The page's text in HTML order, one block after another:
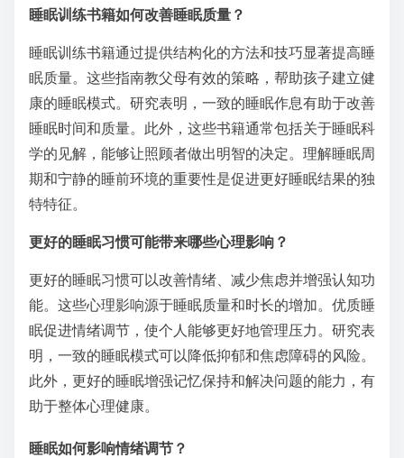
睡眠训练书籍如何改善睡眠质量？
睡眠训练书籍通过提供结构化的方法和技巧显著提高睡
眠质量。这些指南教父母有效的策略，帮助孩子建立健
康的睡眠模式。研究表明，一致的睡眠作息有助于改善
睡眠时间和质量。此外，这些书籍通常包括关于睡眠科
学的见解，能够让照顾者做出明智的决定。理解睡眠周
期和宁静的睡前环境的重要性是促进更好睡眠结果的独
特特征。
更好的睡眠习惯可能带来哪些心理影响？
更好的睡眠习惯可以改善情绪、减少焦虑并增强认知功
能。这些心理影响源于睡眠质量和时长的增加。优质睡
眠促进情绪调节，使个人能够更好地管理压力。研究表
明，一致的睡眠模式可以降低抑郁和焦虑障碍的风险。
此外，更好的睡眠增强记忆保持和解决问题的能力，有
助于整体心理健康。
睡眠如何影响情绪调节？